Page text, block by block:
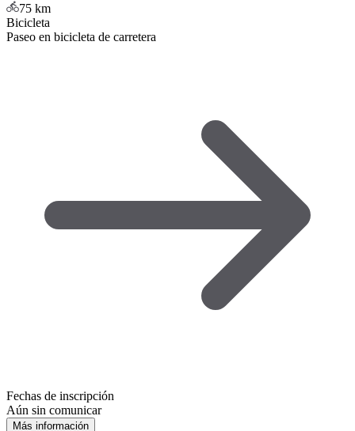
75 km
Bicicleta
Paseo en bicicleta de carretera
Fechas de inscripción
Aún sin comunicar
Más información